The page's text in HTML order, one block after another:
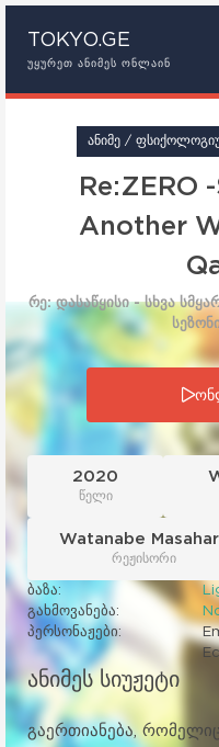
TOKYO.GE
ᲣᲧᲣᲠᲔᲗ ᲐᲜᲘᲛᲔᲡ ᲝᲜᲚᲐᲘᲜ
Re:ZERO
Another
რე: დასაწყისი - სხვა
2020
წელი
Watanabe
რეჟისორი
ბაზა:
გახმოვანება:
პერსონაჟები:
ანიმეს სიუჟეტი
გაერთიანება,